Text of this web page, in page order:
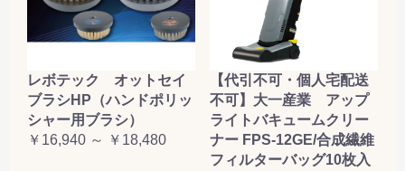
レボテック オットセイ
ブラシHP（ハンドポリッ
シャー用ブラシ）
￥16,940 ～ ￥18,480
【代引不可・個人宅配送
不可】大一産業 アップ
ライトバキュームクリー
ナー FPS-12GE/合成繊維
フィルターバッグ10枚入